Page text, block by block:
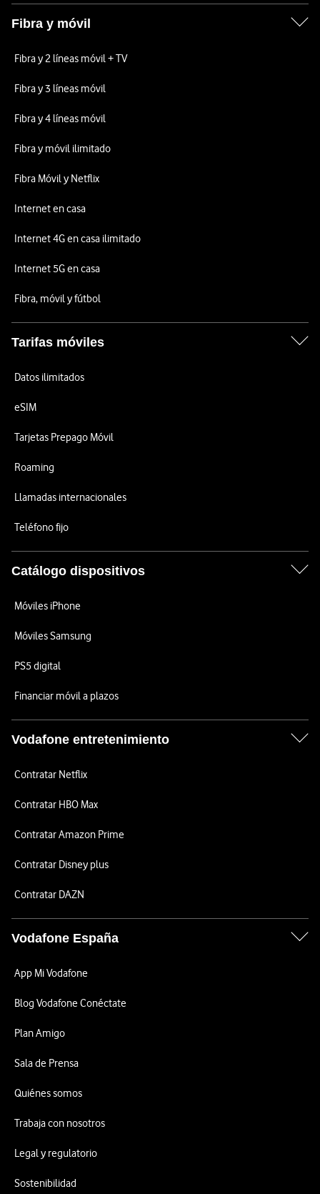
Fibra y móvil
Fibra y 2 líneas móvil + TV
Fibra y 3 líneas móvil
Fibra y 4 líneas móvil
Fibra y móvil ilimitado
Fibra Móvil y Netflix
Internet en casa
Internet 4G en casa ilimitado
Internet 5G en casa
Fibra, móvil y fútbol
Tarifas móviles
Datos ilimitados
eSIM
Tarjetas Prepago Móvil
Roaming
Llamadas internacionales
Teléfono fijo
Catálogo dispositivos
Móviles iPhone
Móviles Samsung
PS5 digital
Financiar móvil a plazos
Vodafone entretenimiento
Contratar Netflix
Contratar HBO Max
Contratar Amazon Prime
Contratar Disney plus
Contratar DAZN
Vodafone España
App Mi Vodafone
Blog Vodafone Conéctate
Plan Amigo
Sala de Prensa
Quiénes somos
Trabaja con nosotros
Legal y regulatorio
Sostenibilidad